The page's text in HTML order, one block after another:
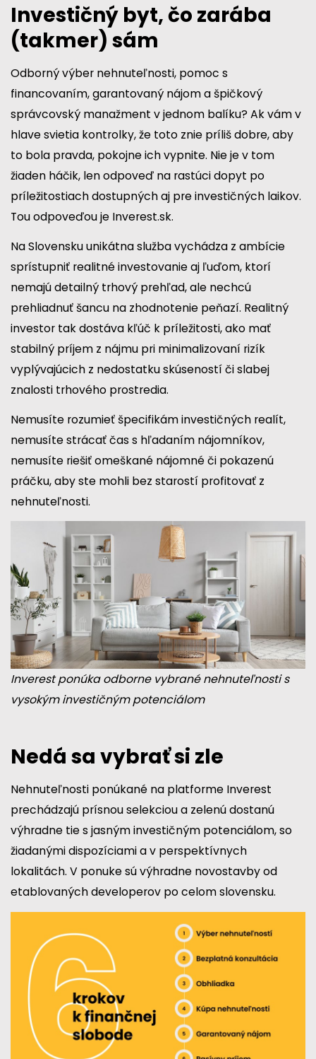
Investičný byt, čo zarába
(takmer) sám
Odborný výber nehnuteľnosti, pomoc s
financovaním, garantovaný nájom a špičkový
správcovský manažment v jednom balíku? Ak vám v
hlave svietia kontrolky, že toto znie príliš dobre, aby
to bola pravda, pokojne ich vypnite. Nie je v tom
žiaden háčik, len odpoveď na rastúci dopyt po
príležitostiach dostupných aj pre investičných laikov.
Tou odpoveďou je Inverest.sk.
Na Slovensku unikátna služba vychádza z ambície
sprístupniť realitné investovanie aj ľuďom, ktorí
nemajú detailný trhový prehľad, ale nechcú
prehliadnuť šancu na zhodnotenie peňazí. Realitný
investor tak dostáva kľúč k príležitosti, ako mať
stabilný príjem z nájmu pri minimalizovaní rizík
vyplývajúcich z nedostatku skúseností či slabej
znalosti trhového prostredia.
Nemusíte rozumieť špecifikám investičných realít,
nemusíte strácať čas s hľadaním nájomníkov,
nemusíte riešiť omeškané nájomné či pokazenú
práčku, aby ste mohli bez starostí profitovať z
nehnuteľnosti.
Inverest ponúka odborne vybrané nehnuteľnosti s
vysokým investičným potenciálom
Nedá sa vybrať si zle
Nehnuteľnosti ponúkané na platforme Inverest
prechádzajú prísnou selekciou a zelenú dostanú
výhradne tie s jasným investičným potenciálom, so
žiadanými dispozíciami a v perspektívnych
lokalitách. V ponuke sú výhradne novostavby od
etablovaných developerov po celom slovensku.